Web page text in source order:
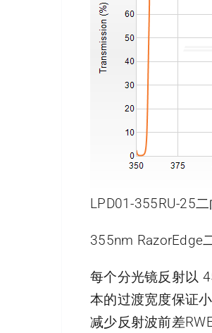
LPD01-355RU-25
355nm RazorEdge
每个分光镜反射以
本的过渡宽度保证
减少反射波前差RWE